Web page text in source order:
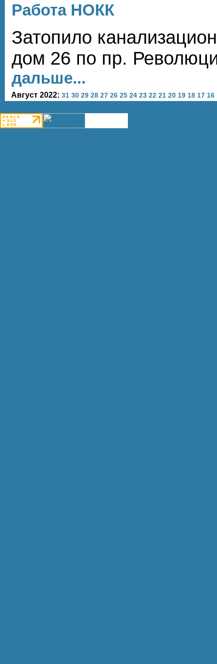
Работа НОКК
Затопило
дом 26 по пр.
дальше...
Август 2022: 31 30 29 28 27 26 25 24 23 22 21 20 19 18 17 16